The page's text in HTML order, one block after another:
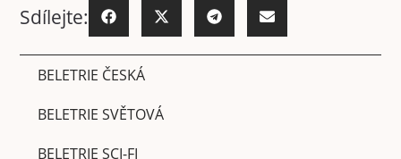
Sdílejte:
BELETRIE ČESKÁ
BELETRIE SVĚTOVÁ
BELETRIE SCI-FI